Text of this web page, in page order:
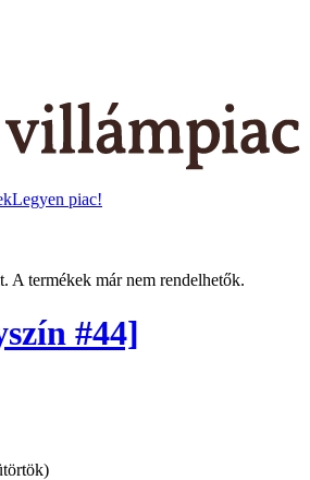
Legyen piac!
A termékek már nem rendelhetők.
#44]